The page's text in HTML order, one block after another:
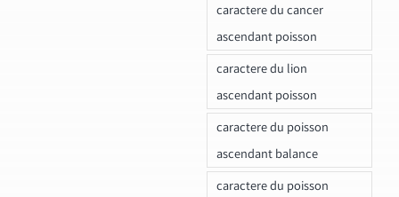
caractere du cancer
ascendant poisson
caractere du lion
ascendant poisson
caractere du poisson
ascendant balance
caractere du poisson